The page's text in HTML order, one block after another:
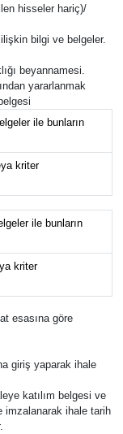
hisseler hariç)/
bilgi ve belgeler.
beyannamesi.
yararlanmak
ile bunların
kriter
ile bunların
kriter
esasına göre
giriş yaparak ihale
katılım belgesi ve
imzalanarak ihale tarih